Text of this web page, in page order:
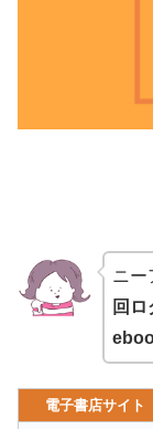
ニー
回
電子書店サイト